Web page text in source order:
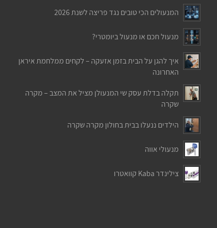
המנעולים הכי טובים נגד פריצה לשנת 2026
מנעול חכם או מנעול ביומטרי?
איך להגן על הבית בזמן אזעקה – לקחים ממלחמת איראן
האחרונה
תקלה בדלת עסק שי המנעולן מציל את המצב – מקרה
שקרה
הילדים ננעלו בבית בחולון מקרה שקרה
מנעולי אווה
צילינדר Kaba קוואטרו